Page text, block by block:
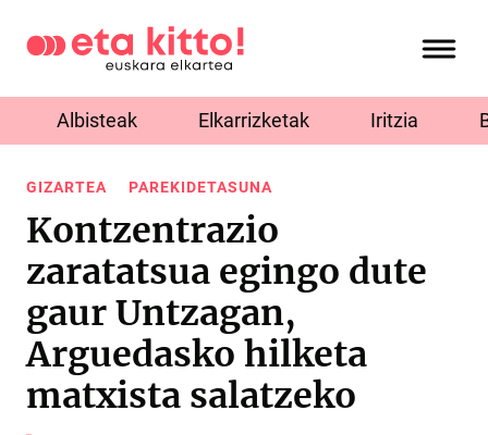
Albisteak Elkarrizketak Iritzia
GIZARTEA PAREKIDETASUNA
Kontzentrazio
zaratatsua egingo dute
gaur Untzagan,
Arguedasko hilketa
matxista salatzeko